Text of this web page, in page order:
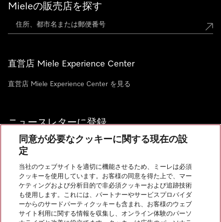
Mieleの販売店を探す
直営店 Miele Experience Center
直営店 Miele Experience Center を見る
ニュースレターに登録
お問い合わせ
InstagramのMiele
YoutubeのMiele
同意が必要なクッキーに関する現在の設
定
当社のウェブサイトを適切に機能させるため、ミーレは必須
クッキーを使用しています。お客様の同意を得た上で、マー
ケティングおよび分析目的で非必須クッキーおよび追跡技術
も使用します。これには、パートナーやサービスプロバイダ
ーからのサードパーティクッキーも含まれ、お客様のウェブ
サイト利用に関する情報を収集し、オンライン体験のパーソ